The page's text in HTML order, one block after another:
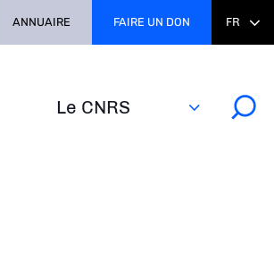
Le CNRS
ANNUAIRE FAIRE UN DON FR